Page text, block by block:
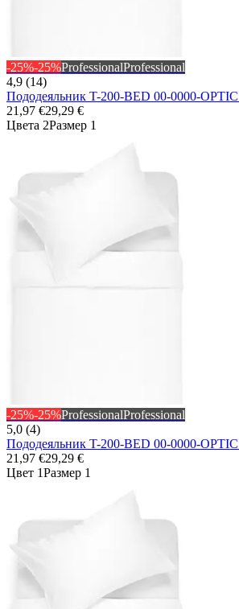
-25%-25%ProfessionalProfessional
4,9 (14)
Пододеяльник T-200-BED 00-0000-
21,97 €29,29 €
Цвета 2Размер 1
-25%-25%ProfessionalProfessional
5,0 (4)
Пододеяльник T-200-BED 00-0000-
21,97 €29,29 €
Цвет 1Размер 1